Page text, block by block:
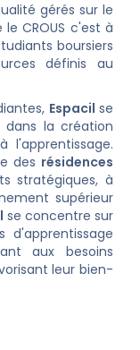
gérés sur le
CROUS c'est à
boursiers
définis au
Espacil se
dans la création
l'apprentissage.
des résidences
stratégiques, à
supérieur
se concentre sur
d'apprentissage
aux besoins
leur bien-